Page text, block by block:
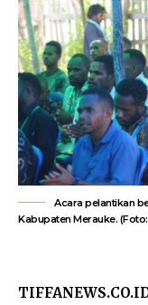
Acara pelantikan
Kabupaten Merauke.